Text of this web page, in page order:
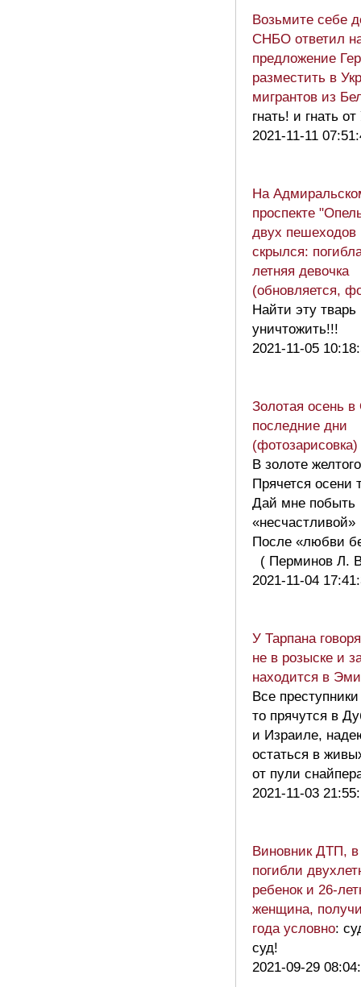
Возьмите себе
СНБО ответил
предложение
разместить в
мигрантов из
гнать! и гнать
2021-11-11
На
проспекте
двух пешеходов
скрылся:
летняя девочка
(обновляется,
Найти эту тварь
уничтожить!!!
2021-11-05
Золотая осень
последние дни
(фотозарисовка)
В золоте
Прячется осени
Дай мне побыть
«несчастливой»
После «любви
( Перминов Л.
2021-11-04
У Тарпана
не в розыске и
находится в
Все
то прячутся в
и Израиле,
остаться в
от пули
2021-11-03
Виновник ДТП, в
погибли
ребенок и 26-
женщина,
года условно:
суд!
2021-09-29